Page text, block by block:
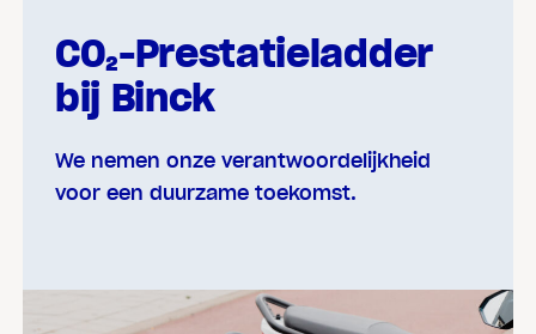
CO₂-Prestatieladder
bij Binck
We nemen onze verantwoordelijkheid
voor een duurzame toekomst.